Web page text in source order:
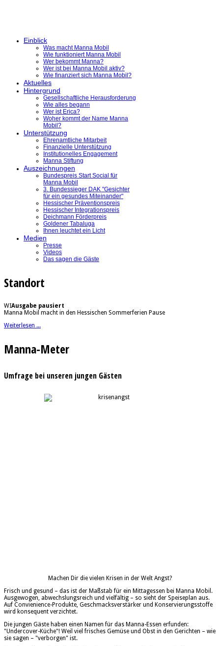
Einblick
Was macht Manna Mobil
Wie funktioniert Manna Mobil
Wer bekommt Manna?
Wer ist bei Manna Mobil aktiv?
Wie finanziert sich Manna Mobil?
Aktuelles
Hintergrund
Gesellschaftliche Herausforderung
Wie alles begann
Wer ist Erica?
Woher kommt der Name Manna
Mobil?
Unterstützung
Ehrenamtliche Mitarbeit
Finanzielle Unterstützung
Institutionelles Engagement
Manna Stiftung
Auszeichnungen
Bundespreis Start Social für
Manna Mobil
3. Bundessieger DAK "Gesichter
für ein gesundes Miteinander"
Hessischer Präventionspreis
Hessischer Integrationspreis
Deichmann Förderpreis
Goldener Tabaluga
Ihnen leuchtet ein Licht
Medien
Presse
Videos
Das sagen die Gäste
Standort
WIAusgabe pausiert
Manna Mobil macht in den Hessischen Sommerferien Pause
Weiterlesen ...
Manna-Meter
Umfrage bei unseren jungen Gästen
Machen Dir die vielen Krisen in der Welt Angst?
Frisch und gesund – das ist der Maßstab für ein Mittagessen bei Manna Mobil.
Ausgewogen, abwechslungsreich und vielfältig – so sieht der Speiseplan aus.
Auf Convienience-Produkte, Geschmacksverstärker und Konservierungsstoffe
wird konsequent verzichtet.
Die jungen Gäste haben einen Namen für das Manna-Essen erfunden:
"Undercover-Küche"! Weil viel frisches Gemüse und Obst in den Gerichten – wie
sie sagen – "verborgen" ist.